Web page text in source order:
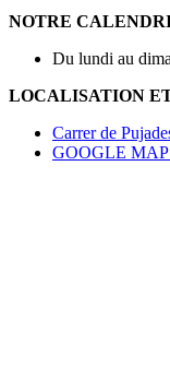
NOTRE
Du lundi au
LOCALISATION
Carrer de
GOOGLE